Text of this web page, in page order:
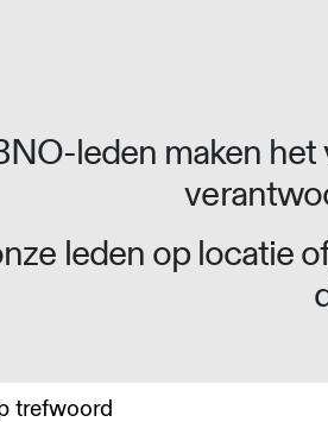
leden maken
leden op locatie